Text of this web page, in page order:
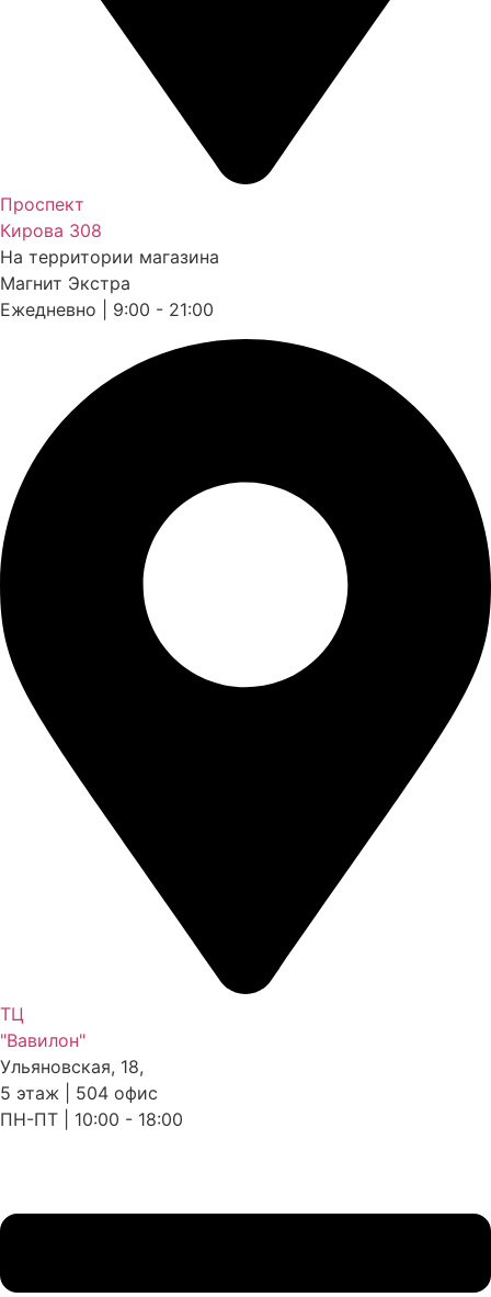
Проспект
Кирова 308
На территории магазина
Магнит Экстра
Ежедневно | 9:00 - 21:00
ТЦ
"Вавилон"
Ульяновская, 18,
5 этаж | 504 офис
ПН-ПТ | 10:00 - 18:00